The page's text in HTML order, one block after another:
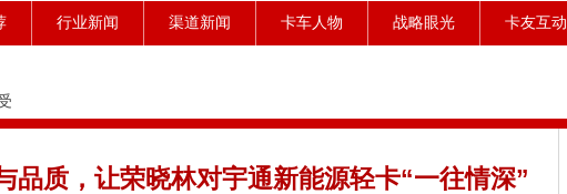
行业新闻 渠道新闻 卡车人物 战略眼光 卡友互动
品质，让荣晓林对宇通新能源轻卡“一往情深”